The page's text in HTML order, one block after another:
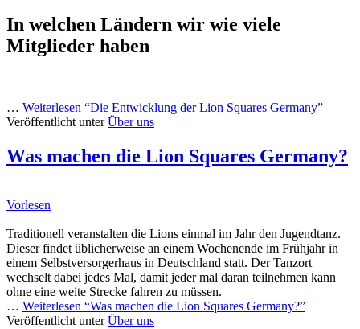
In welchen Ländern wir wie viele
Mitglieder haben
… Weiterlesen “Die Entwicklung der Lion Squares Germany”
Veröffentlicht unter Über uns
Was machen die Lion Squares Germany?
Vorlesen
Traditionell veranstalten die Lions einmal im Jahr den Jugendtanz.
Dieser findet üblicherweise an einem Wochenende im Frühjahr in
einem Selbstversorgerhaus in Deutschland statt. Der Tanzort
wechselt dabei jedes Mal, damit jeder mal daran teilnehmen kann
ohne eine weite Strecke fahren zu müssen.
… Weiterlesen “Was machen die Lion Squares Germany?”
Veröffentlicht unter Über uns